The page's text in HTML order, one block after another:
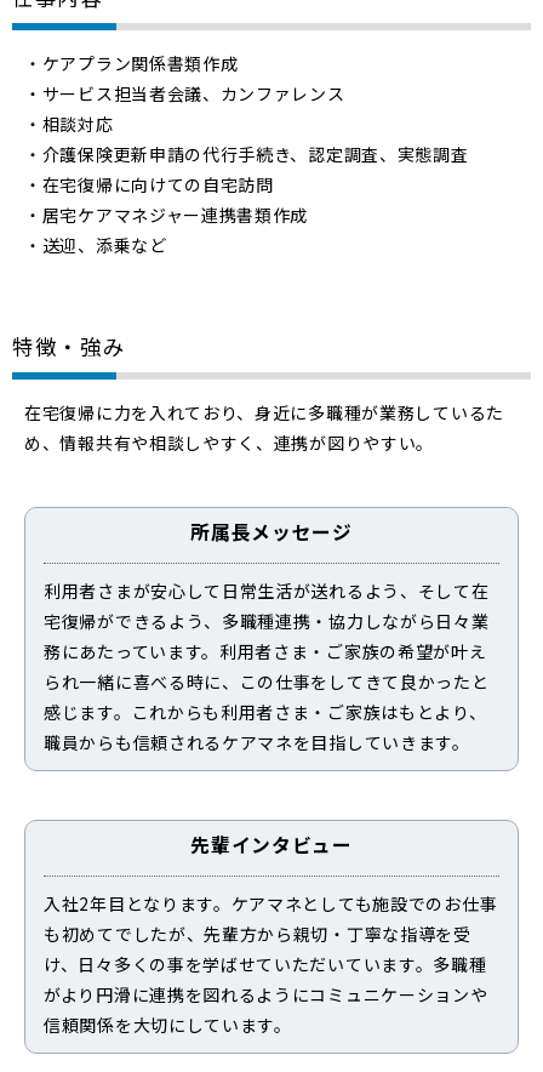
・ケアプラン関係書類作成
・サービス担当者会議、カンファレンス
・相談対応
・介護保険更新申請の代行手続き、認定調査、実態調査
・在宅復帰に向けての自宅訪問
・居宅ケアマネジャー連携書類作成
・送迎、添乗など
特徴・強み
在宅復帰に力を入れており、身近に多職種が業務しているた
め、情報共有や相談しやすく、連携が図りやすい。
所属長メッセージ
利用者さまが安心して日常生活が送れるよう、そして在
宅復帰ができるよう、多職種連携・協力しながら日々業
務にあたっています。利用者さま・ご家族の希望が叶え
られ一緒に喜べる時に、この仕事をしてきて良かったと
感じます。これからも利用者さま・ご家族はもとより、
職員からも信頼されるケアマネを目指していきます。
先輩インタビュー
入社2年目となります。ケアマネとしても施設でのお仕事
も初めてでしたが、先輩方から親切・丁寧な指導を受
け、日々多くの事を学ばせていただいています。多職種
がより円滑に連携を図れるようにコミュニケーションや
信頼関係を大切にしています。